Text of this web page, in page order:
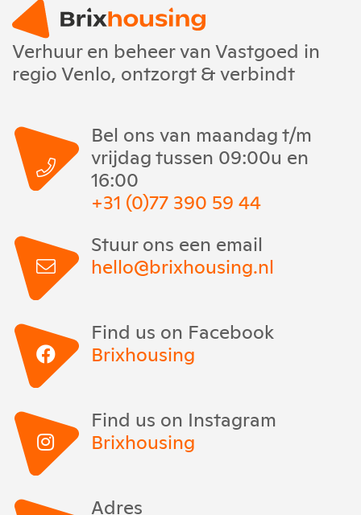
Verhuur en beheer van Vastgoed in
regio Venlo, ontzorgt & verbindt
Bel ons van maandag t/m
vrijdag tussen 09:00u en
16:00
+31 (0)77 390 59 44
Stuur ons een email
hello@brixhousing.nl
Find us on Facebook
Brixhousing
Find us on Instagram
Brixhousing
Adres